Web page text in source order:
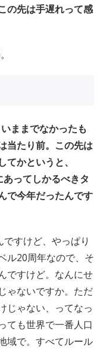
の先は手遅れって感
ままでなかったも
当たり前。この先は
かというと、
あってしかるべきタ
で今年だったんです
すけど、やっぱり
ル20周年なので、そ
ですけど。なんにせ
ゃないですか。ただ
じゃない、ってなっ
ても世界で一番人口
域で。すべてルール